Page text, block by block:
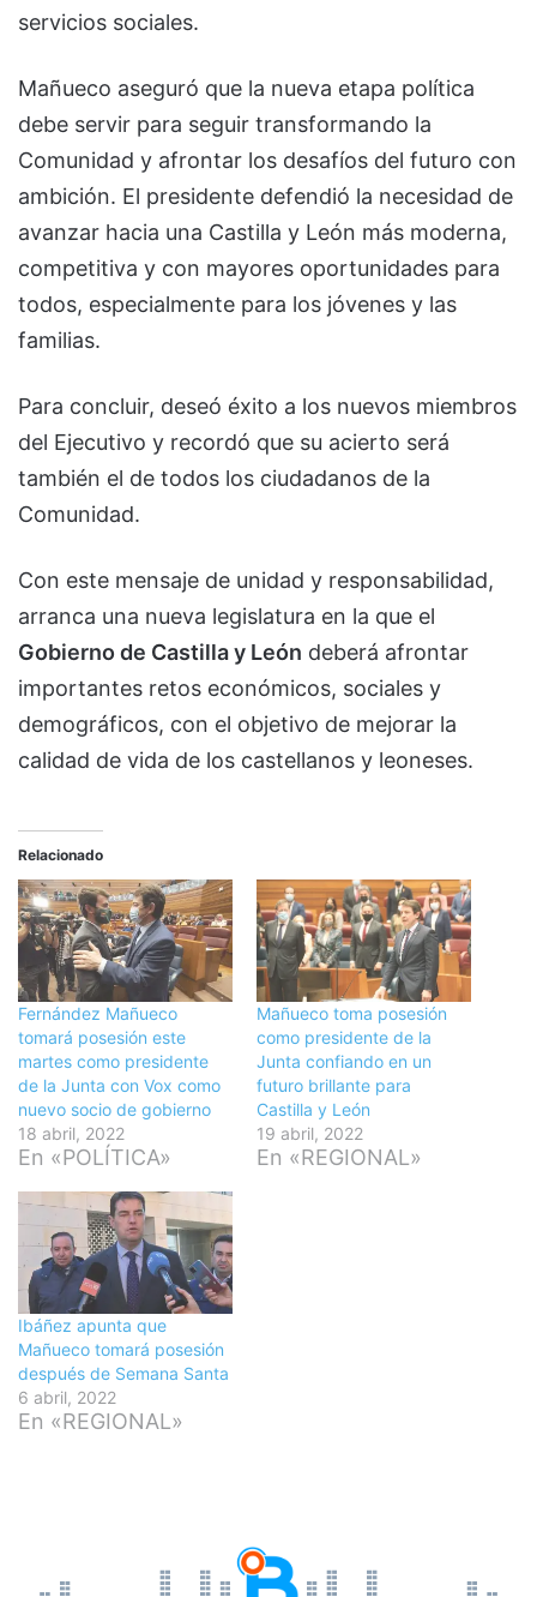
servicios sociales.
Mañueco aseguró que la nueva etapa política
debe servir para seguir transformando la
Comunidad y afrontar los desafíos del futuro con
ambición. El presidente defendió la necesidad de
avanzar hacia una Castilla y León más moderna,
competitiva y con mayores oportunidades para
todos, especialmente para los jóvenes y las
familias.
Para concluir, deseó éxito a los nuevos miembros
del Ejecutivo y recordó que su acierto será
también el de todos los ciudadanos de la
Comunidad.
Con este mensaje de unidad y responsabilidad,
arranca una nueva legislatura en la que el
Gobierno de Castilla y León deberá afrontar
importantes retos económicos, sociales y
demográficos, con el objetivo de mejorar la
calidad de vida de los castellanos y leoneses.
Relacionado
Fernández Mañueco
tomará posesión este
martes como presidente
de la Junta con Vox como
nuevo socio de gobierno
18 abril, 2022
En «POLÍTICA»
Mañueco toma posesión
como presidente de la
Junta confiando en un
futuro brillante para
Castilla y León
19 abril, 2022
En «REGIONAL»
Ibáñez apunta que
Mañueco tomará posesión
después de Semana Santa
6 abril, 2022
En «REGIONAL»